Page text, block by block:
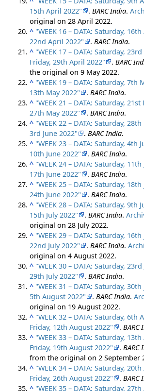
15th April 2022"
. BARC India.
original on 28 April 2022.
^ "WEEK 16 – DATA: Saturday,
22nd April 2022"
. BARC India.
^ "WEEK 17 – DATA: Saturday,
Friday, 29th April 2022"
. BARC
the original on 9 May 2022.
^ "WEEK 19 – DATA: Saturday, 7th
13th May 2022"
. BARC India.
^ "WEEK 21 – DATA: Saturday,
27th May 2022"
. BARC India.
^ "WEEK 22 – DATA: Saturday,
3rd June 2022"
. BARC India.
^ "WEEK 23 – DATA: Saturday, 4th
10th June 2022"
. BARC India.
^ "WEEK 24 – DATA: Saturday,
17th June 2022"
. BARC India.
^ "WEEK 25 – DATA: Saturday,
24th June 2022"
. BARC India.
^ "WEEK 28 – DATA: Saturday, 9th
15th July 2022"
. BARC India.
original on 28 July 2022.
^ "WEEK 29 – DATA: Saturday,
22nd July 2022"
. BARC India.
original on 4 August 2022.
^ "WEEK 30 – DATA: Saturday,
29th July 2022"
. BARC India.
^ "WEEK 31 – DATA: Saturday,
5th August 2022"
. BARC India.
original on 19 August 2022.
^ "WEEK 32 – DATA: Saturday, 6th
Friday, 12th August 2022"
. BARC
^ "WEEK 33 – DATA: Saturday,
Friday, 19th August 2022"
. BARC
from the original on 2 September
^ "WEEK 34 – DATA: Saturday,
Friday, 26th August 2022"
. BARC
^ "WEEK 35 – DATA: Saturday,